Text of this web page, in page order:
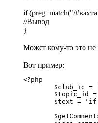
if (preg_match("/
//Вывод
}
Может кому-то это не
Вот пример:
<?php